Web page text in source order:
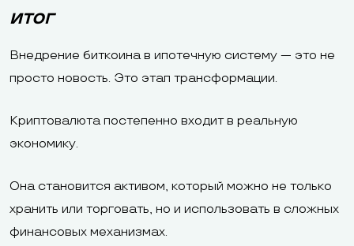
ИТОГ
Внедрение биткоина в ипотечную систему — это не
просто новость. Это этап трансформации.
Криптовалюта постепенно входит в реальную
экономику.
Она становится активом, который можно не только
хранить или торговать, но и использовать в сложных
финансовых механизмах.